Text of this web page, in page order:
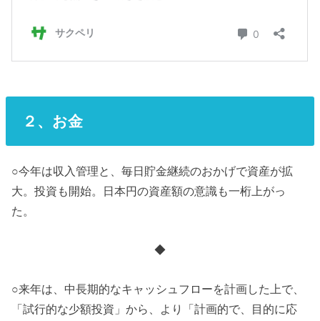
２、お金
○今年は収入管理と、毎日貯金継続のおかげで資産が拡
大。投資も開始。日本円の資産額の意識も一桁上がっ
た。
◆
○来年は、中長期的なキャッシュフローを計画した上で、
「試行的な少額投資」から、より「計画的で、目的に応